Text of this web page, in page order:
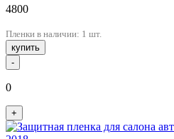
4800
Пленки в наличии: 1 шт.
купить
-
0
+